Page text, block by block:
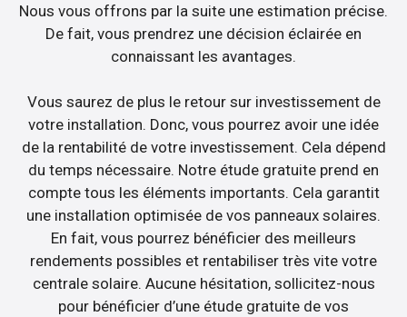
Nous vous offrons par la suite une estimation précise.
De fait, vous prendrez une décision éclairée en
connaissant les avantages.
Vous saurez de plus le retour sur investissement de
votre installation. Donc, vous pourrez avoir une idée
de la rentabilité de votre investissement. Cela dépend
du temps nécessaire. Notre étude gratuite prend en
compte tous les éléments importants. Cela garantit
une installation optimisée de vos panneaux solaires.
En fait, vous pourrez bénéficier des meilleurs
rendements possibles et rentabiliser très vite votre
centrale solaire. Aucune hésitation, sollicitez-nous
pour bénéficier d’une étude gratuite de vos